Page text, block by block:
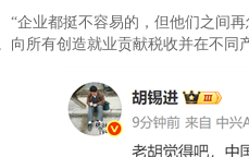
业都挺不容易的，但他们之间再
向所有创造就业贡献税收并在不同